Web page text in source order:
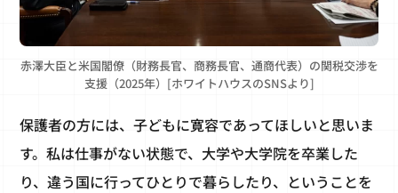
赤澤大臣と米国閣僚（財務長官、商務長官、通商代表）の関税交渉を
支援（2025年）[ホワイトハウスのSNSより]
保護者の方には、子どもに寛容であってほしいと思いま
す。私は仕事がない状態で、大学や大学院を卒業した
り、違う国に行ってひとりで暮らしたり、ということを